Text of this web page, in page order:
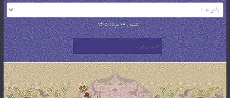
شنبه , 17 مرداد 1405